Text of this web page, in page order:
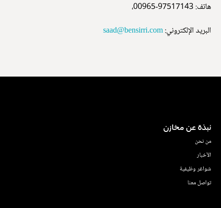
هاتف: 97517143-00965،
البريد الإلكتروني:saad@bensirri.com
نبذة عن مخازن
من نحن
الأخبار
شواغر وظيفية
تواصل معنا